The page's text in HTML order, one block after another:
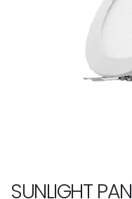
SUNLIGHT